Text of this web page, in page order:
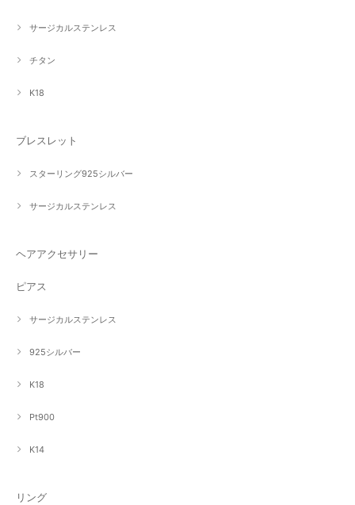
サージカルステンレス
チタン
K18
ブレスレット
スターリング925シルバー
サージカルステンレス
ヘアアクセサリー
ピアス
サージカルステンレス
925シルバー
K18
Pt900
K14
リング